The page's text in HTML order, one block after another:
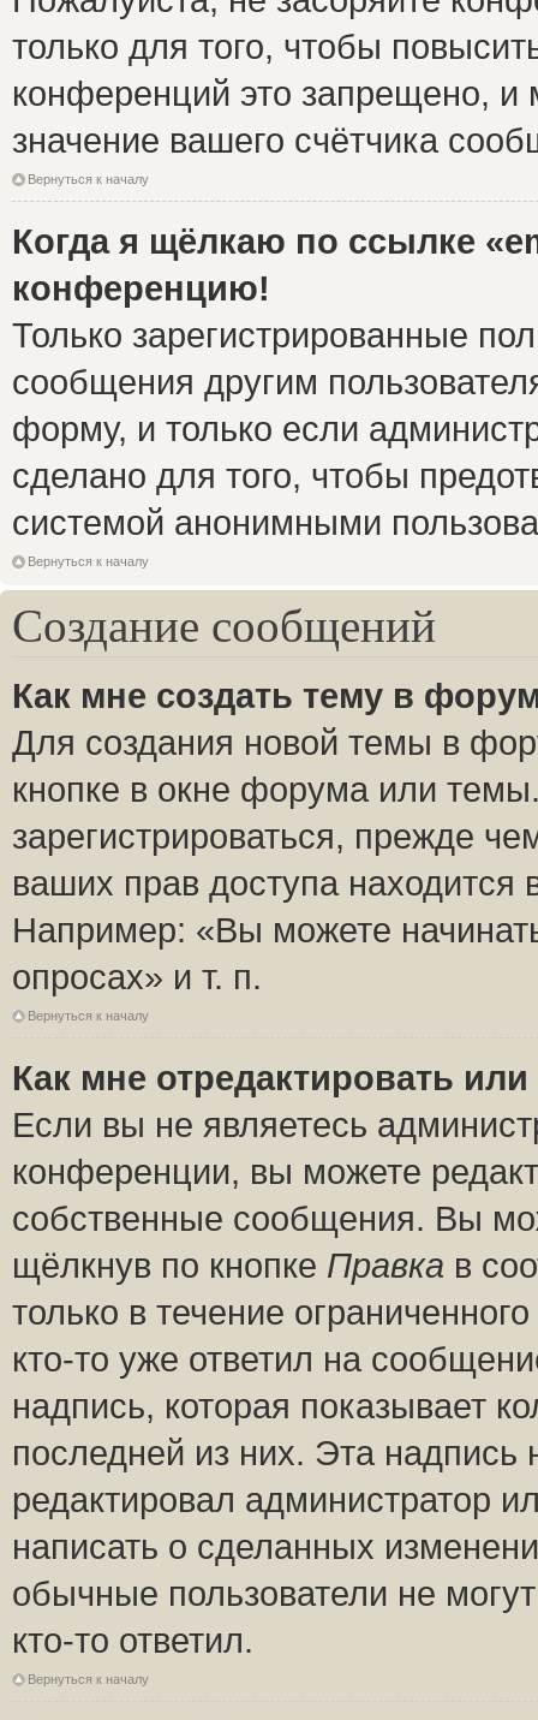
только для того, чтобы
конференций это запрещено, и
значение вашего счётчика
Вернуться к началу
Когда я щёлкаю по ссылке
конференцию!
Только зарегистрированные
сообщения другим
форму, и только если
сделано для того, чтобы
системой анонимными
Вернуться к началу
Создание сообщений
Как мне создать тему в
Для создания новой темы в
кнопке в окне форума или
зарегистрироваться, прежде
ваших прав доступа
Например: «Вы можете
опросах» и т. п.
Вернуться к началу
Как мне отредактировать
Если вы не являетесь
конференции, вы можете
собственные сообщения. Вы
щёлкнув по кнопке Правка в
только в течение
кто-то уже ответил на
надпись, которая показывает
последней из них. Эта
редактировал администратор
написать о сделанных
обычные пользователи не
кто-то ответил.
Вернуться к началу